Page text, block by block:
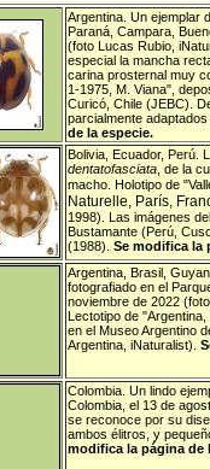
Argentina. Un ejemplar
Paraná, Campara,
(foto Lucas Rubio,
especial la mancha
carina prosternal muy
1-1975, M. Viana",
Curicó, Chile (JEBC).
parcialmente
de la especie.
Bolivia, Ecuador, Perú.
dentatofasciata, de la
macho. Holotipo de
Naturelle, París,
1998). Las imágenes
Bustamante (Perú,
(1988). Se modifica la
Argentina, Brasil,
fotografiado en el
noviembre de 2022
Lectotipo de
en el Museo Argentino
Argentina, iNaturalist).
Colombia. Un lindo
Colombia, el 13 de
se reconoce por su
ambos élitros, y
modifica la página de